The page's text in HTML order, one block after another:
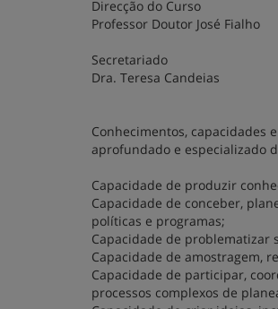
Direcção do Curso
Professor Doutor José Fialho
Secretariado
Dra. Teresa Candeias
Conhecimentos, capacidades
aprofundado e especializado
Capacidade de produzir
Capacidade de conceber,
políticas e programas;
Capacidade de problematizar
Capacidade de amostragem,
Capacidade de participar,
processos complexos de